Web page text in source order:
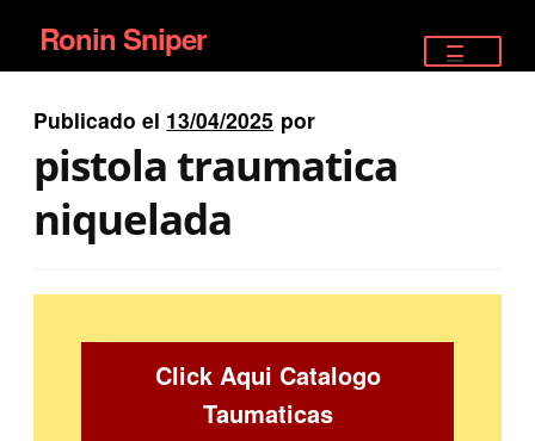
Ir
a
la
navegación
Ir
al
contenido
Ronin Sniper
EQUIPAMIENTO ÉLITE
PISTOLAS
Publicado el 13/04/2025 por
pistola traumatica
niquelada
Click Aqui Catalogo
Taumaticas